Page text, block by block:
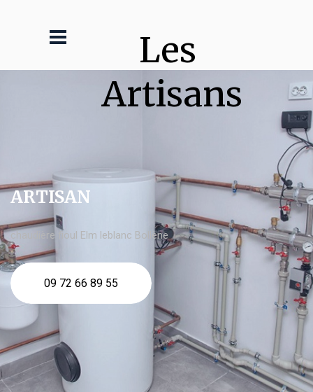
Les
Artisans
ARTISAN
chaudière fioul Elm leblanc Bollène
09 72 66 89 55